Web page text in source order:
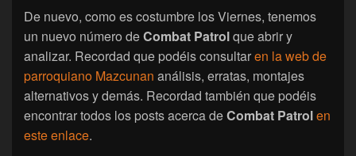
De nuevo, como es costumbre los Viernes, tenemos
un nuevo número deCombat Patrolque abrir y
analizar. Recordad que podéis consultaren la web de
parroquiano Mazcunan análisis, erratas, montajes
alternativos y demás. Recordad también que podéis
encontrar todos los posts acerca deCombat Patrolen
este enlace.